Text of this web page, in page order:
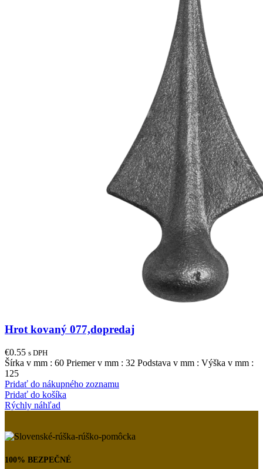
Hrot kovaný 077,dopredaj
€0.55 s DPH
Šírka v mm : 60 Priemer v mm : 32 Podstava v mm : Výška v mm :
125
Pridať do nákupného zoznamu
Pridať do košíka
Rýchly náhľad
100% BEZPEČNÉ